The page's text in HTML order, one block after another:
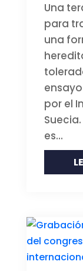
Una
para
una
por el
es...